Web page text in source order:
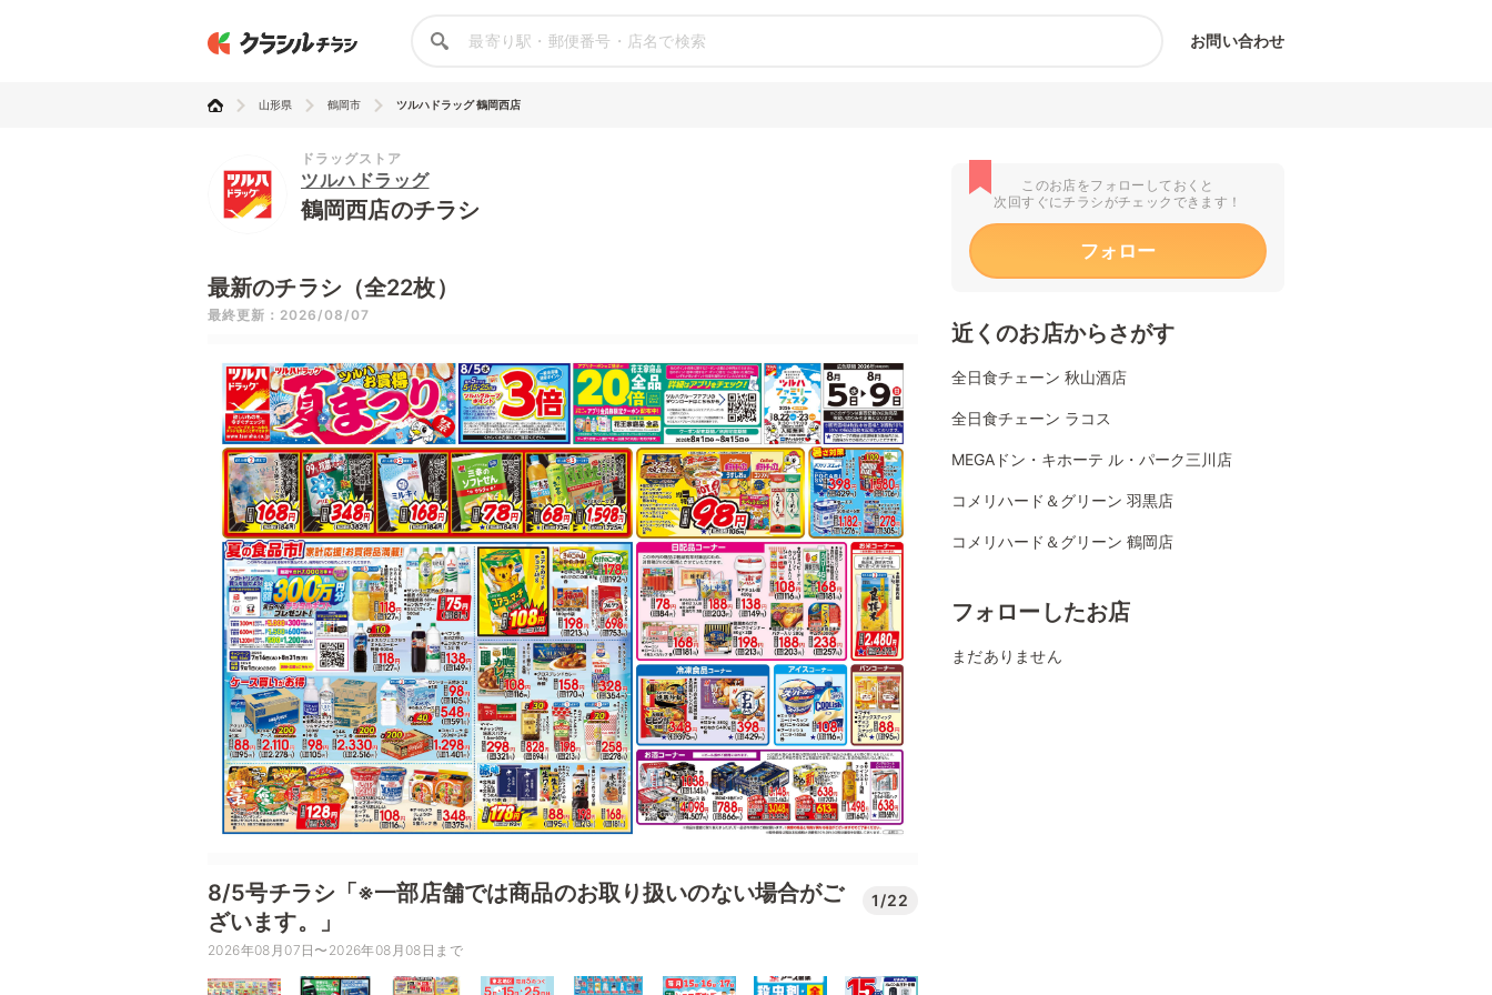
お問い合わせ
山形県 鶴岡市 ツルハドラッグ 鶴岡西店
ドラッグストア
ツルハドラッグ
鶴岡西店のチラシ
最新のチラシ（全22枚）
最終更新：2026/08/07
8/5号チラシ「※一部店舗では商品のお取り扱いのない場合がご
ざいます。」
1/22
2026年08月07日〜2026年08月08日まで
このお店をフォローしておくと
次回すぐにチラシがチェックできます！
フォロー
近くのお店からさがす
全日食チェーン 秋山酒店
全日食チェーン ラコス
MEGAドン・キホーテ ル・パーク三川店
コメリハード＆グリーン 羽黒店
コメリハード＆グリーン 鶴岡店
フォローしたお店
まだありません